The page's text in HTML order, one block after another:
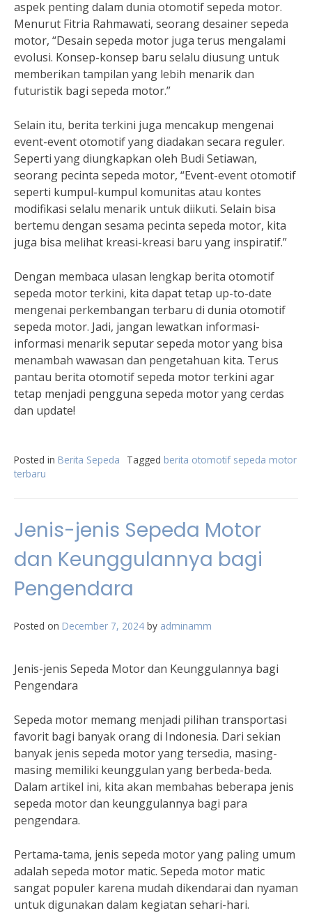
aspek penting dalam dunia otomotif sepeda motor.
Menurut Fitria Rahmawati, seorang desainer sepeda
motor, “Desain sepeda motor juga terus mengalami
evolusi. Konsep-konsep baru selalu diusung untuk
memberikan tampilan yang lebih menarik dan
futuristik bagi sepeda motor.”
Selain itu, berita terkini juga mencakup mengenai
event-event otomotif yang diadakan secara reguler.
Seperti yang diungkapkan oleh Budi Setiawan,
seorang pecinta sepeda motor, “Event-event otomotif
seperti kumpul-kumpul komunitas atau kontes
modifikasi selalu menarik untuk diikuti. Selain bisa
bertemu dengan sesama pecinta sepeda motor, kita
juga bisa melihat kreasi-kreasi baru yang inspiratif.”
Dengan membaca ulasan lengkap berita otomotif
sepeda motor terkini, kita dapat tetap up-to-date
mengenai perkembangan terbaru di dunia otomotif
sepeda motor. Jadi, jangan lewatkan informasi-
informasi menarik seputar sepeda motor yang bisa
menambah wawasan dan pengetahuan kita. Terus
pantau berita otomotif sepeda motor terkini agar
tetap menjadi pengguna sepeda motor yang cerdas
dan update!
Posted in Berita Sepeda Tagged berita otomotif sepeda motor
terbaru
Jenis-jenis Sepeda Motor
dan Keunggulannya bagi
Pengendara
Posted on December 7, 2024 by adminamm
Jenis-jenis Sepeda Motor dan Keunggulannya bagi
Pengendara
Sepeda motor memang menjadi pilihan transportasi
favorit bagi banyak orang di Indonesia. Dari sekian
banyak jenis sepeda motor yang tersedia, masing-
masing memiliki keunggulan yang berbeda-beda.
Dalam artikel ini, kita akan membahas beberapa jenis
sepeda motor dan keunggulannya bagi para
pengendara.
Pertama-tama, jenis sepeda motor yang paling umum
adalah sepeda motor matic. Sepeda motor matic
sangat populer karena mudah dikendarai dan nyaman
untuk digunakan dalam kegiatan sehari-hari.